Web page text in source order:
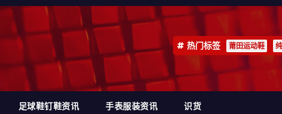
热门标签 莆田运动鞋
足球鞋钉鞋资讯 手表服装资讯 识货